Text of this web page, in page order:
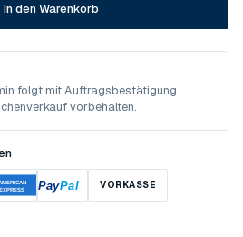
In den Warenkorb
folgt mit Auftragsbestätigung.
vorbehalten.
EXPRESS
PayPal VORKASSE